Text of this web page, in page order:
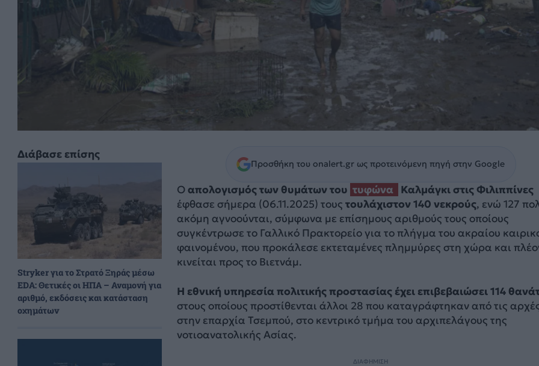
Διάβασε επίσης
Stryker για το Στρατό Ξηράς μέσω
EDA: Θετικές οι ΗΠΑ – Αναμονή για
αριθμό, εκδόσεις και κατάσταση
οχημάτων
Προσθήκη του onalert.gr ως προτεινόμενη πηγή στην Google
Οαπολογισμός των θυμάτων του τυφώνα
Καλμάγκι στις Φιλιππίνες
έφθασε σήμερα (06.11.2025) τους τουλάχιστον 140 νεκρούς, ενώ 127
ακόμη αγνοούνται, σύμφωνα με επίσημους αριθμούς τους οποίους
συγκέντρωσε το Γαλλικό Πρακτορείο για το πλήγμα του ακραίου
φαινομένου, που προκάλεσε εκτεταμένες πλημμύρες στη χώρα και
κινείται προς το Βιετνάμ.
Η εθνική υπηρεσία πολιτικής προστασίας έχει επιβεβαιώσει 114
στους οποίους προστίθενται άλλοι 28 που καταγράφτηκαν από τις
στην επαρχία Τσεμπού, στο κεντρικό τμήμα του αρχιπελάγους της
νοτιοανατολικής Ασίας.
ΔΙΑΦΗΜΙΣΗ